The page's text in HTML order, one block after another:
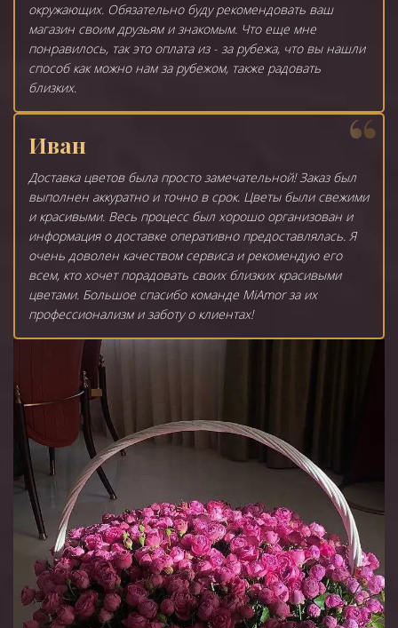
окружающих. Обязательно буду рекомендовать ваш
магазин своим друзьям и знакомым. Что еще мне
понравилось, так это оплата из - за рубежа, что вы нашли
способ как можно нам за рубежом, также радовать
близких.
Иван
Доставка цветов была просто замечательной! Заказ был
выполнен аккуратно и точно в срок. Цветы были свежими
и красивыми. Весь процесс был хорошо организован и
информация о доставке оперативно предоставлялась. Я
очень доволен качеством сервиса и рекомендую его
всем, кто хочет порадовать своих близких красивыми
цветами. Большое спасибо команде MiAmor за их
профессионализм и заботу о клиентах!